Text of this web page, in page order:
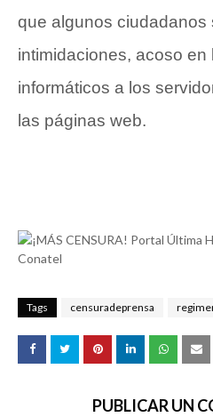
que algunos ciudadanos
intimidaciones, acoso en
informáticos a los
las páginas web.
Tags censuradeprensa
PUBLICAR UN